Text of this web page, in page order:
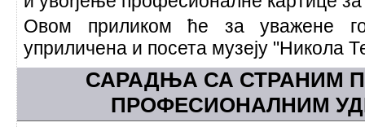
Овом приликом ће за уважене
уприличена и посета музеју "Никола
САРАДЊА СА СТРАНИМ
ПРОФЕСИОНАЛНИМ